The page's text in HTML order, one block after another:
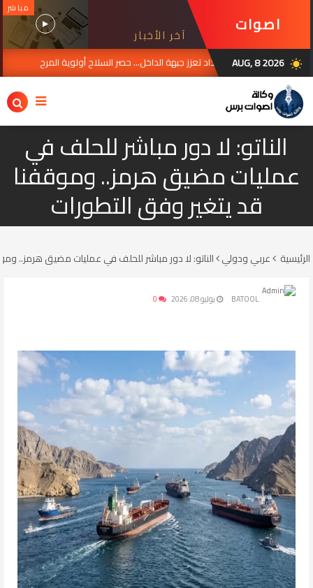
اصوات
برس
آخر الأخبار
مباشر
wb_sunny
AUG, 8 2026AUG 07, بغداد تعزز جبهة الداخل... حصر السلاح أولوية المرح 30, 2026
الناتو: لا دور مباشر للحلف في
عمليات مضيق هرمز.. وموقفنا
قد يتغير وفق التطورات
الرئيسية عربي ودولي الناتو: لا دور مباشر للحلف في عمليات مضيق هرمز..
BATOOL يوليو 08, 2026